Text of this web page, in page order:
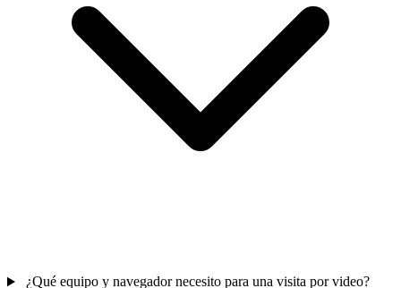
¿Qué equipo y navegador necesito para una visita por video?